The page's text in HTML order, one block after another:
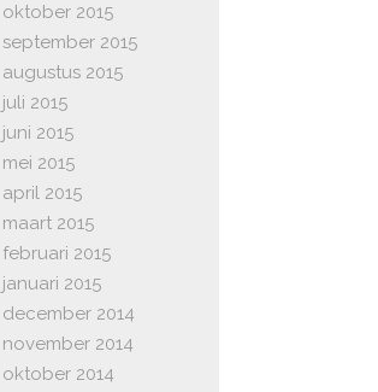
oktober 2015
september 2015
augustus 2015
juli 2015
juni 2015
mei 2015
april 2015
maart 2015
februari 2015
januari 2015
december 2014
november 2014
oktober 2014